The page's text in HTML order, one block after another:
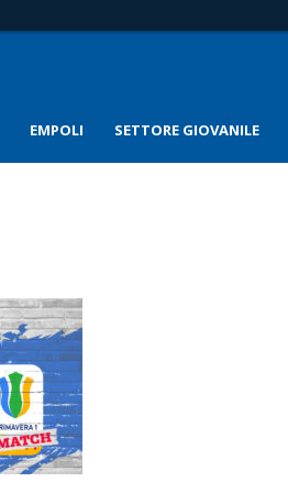
EMPOLI SETTORE GIOVANILE